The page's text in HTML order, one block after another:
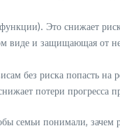
Это снижает
виде и защищающая от
без риска попасть на
потери прогресса
семьи понимали,